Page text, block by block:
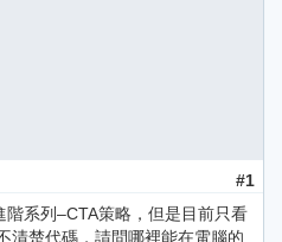
#1
系列–CTA策略，但是目前只看
清楚代碼，請問哪裡能在電腦的